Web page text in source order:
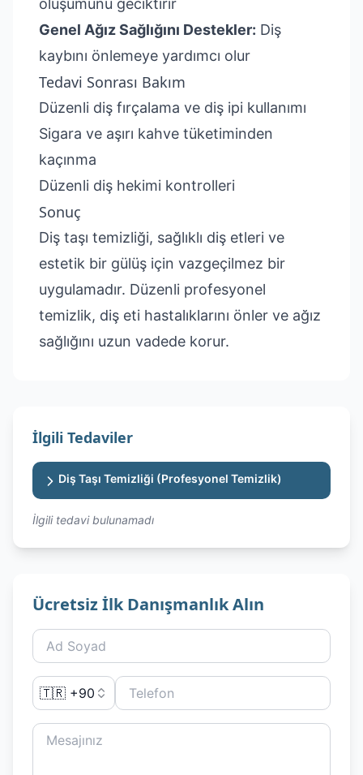
İlgili Tedaviler
Diş Taşı Temizliği (Profesyonel Temizlik)
İlgili tedavi bulunamadı
oluşumunu geciktirir
Genel Ağız Sağlığını Destekler: Diş
kaybını önlemeye yardımcı olur
Tedavi Sonrası Bakım
Düzenli diş fırçalama ve diş ipi kullanımı
Sigara ve aşırı kahve tüketiminden
kaçınma
Düzenli diş hekimi kontrolleri
Sonuç
Diş taşı temizliği, sağlıklı diş etleri ve
estetik bir gülüş için vazgeçilmez bir
uygulamadır. Düzenli profesyonel
temizlik, diş eti hastalıklarını önler ve ağız
sağlığını uzun vadede korur.
Ücretsiz İlk Danışmanlık Alın
🇹🇷 +90